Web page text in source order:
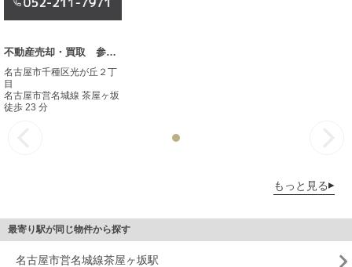
不動産売却・買取 参考事例
名古屋市千種区光が丘２丁
目
名古屋市営名城線 茶屋ヶ坂
徒歩 23 分
もっと見る
最寄り駅が同じ物件から探す
名古屋市営名城線茶屋ヶ坂駅